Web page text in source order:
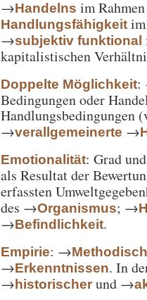
→Handelns im
Handlungsfähigkeit
→subjektiv funktional
kapitalistischen
Doppelte Möglichkeit:
Bedingungen oder
Handlungsbedingungen
→verallgemeinerte →
Emotionalität: Grad
als Resultat der
erfassten
des →Organismus; →
→Befindlichkeit.
Empirie: →
→Erkenntnissen. In
→historischer und →